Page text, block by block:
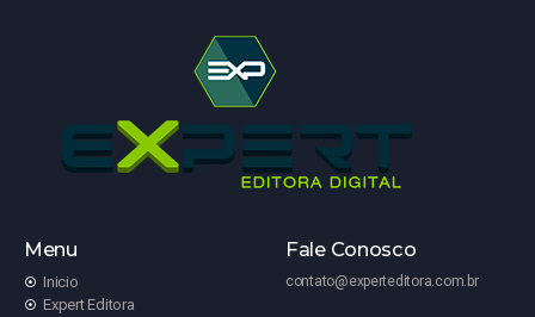
Menu
Inicio
Expert Editora
Fale Conosco
contato@experteditora.com.br